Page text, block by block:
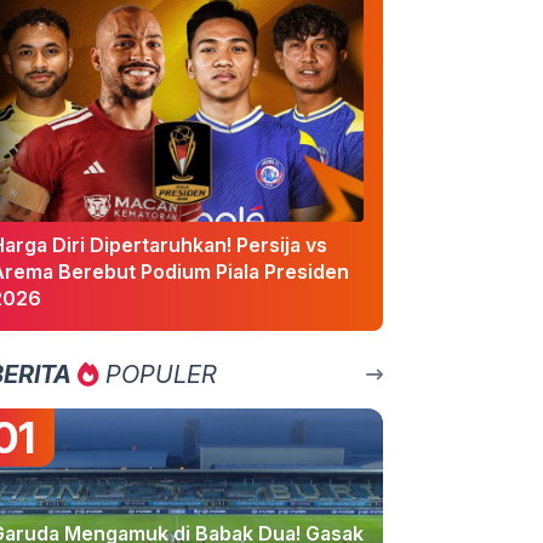
Diri Dipertaruhkan! Persija vs
Berebut Podium Piala Presiden
POPULER
Mengamuk di Babak Dua! Gasak